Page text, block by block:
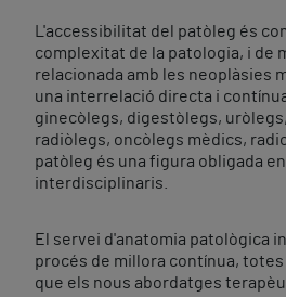
L'accessibilitat del patòleg és
complexitat de la patologia, i de
relacionada amb les neoplàsies
una interrelació directa i
ginecòlegs, digestòlegs,
radiòlegs, oncòlegs mèdics,
patòleg és una figura obligada
interdisciplinaris.
El servei d'anatomia patològica
procés de millora contínua,
que els nous abordatges